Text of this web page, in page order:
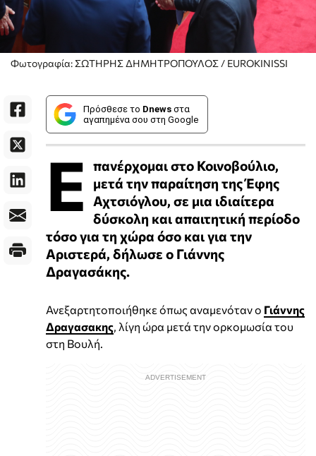
Φωτογραφία: ΣΩΤΗΡΗΣ ΔΗΜΗΤΡΟΠΟΥΛΟΣ / EUROKINISSI
Πρόσθεσε το Dnews στα
αγαπημένα σου στη Google
Ε πανέρχομαι στο Κοινοβούλιο,
μετά την παραίτηση της Έφης
Αχτσιόγλου, σε μια ιδιαίτερα
δύσκολη και απαιτητική περίοδο
τόσο για τη χώρα όσο και για την
Αριστερά, δήλωσε ο Γιάννης
Δραγασάκης.
Ανεξαρτητοποιήθηκε όπως αναμενόταν ο Γιάννης
Δραγασακης, λίγη ώρα μετά την ορκομωσία του
στη Βουλή.